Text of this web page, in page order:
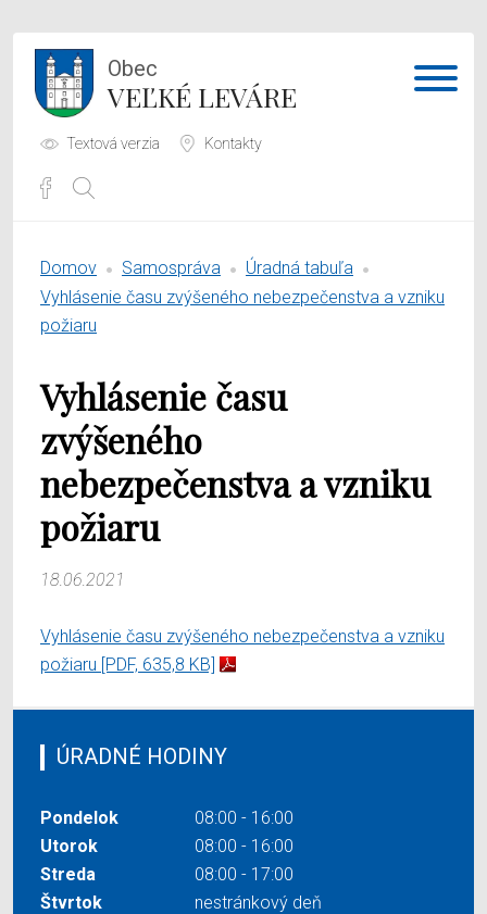
Obec
VEĽKÉ LEVÁRE
Textová verzia Kontakty
Samospráva
O obci
Domov Samospráva
Úradná tabuľa
Vyhlásenie času zvýšeného nebezpečenstva a vzniku
požiaru
Vyhlásenie času
zvýšeného
nebezpečenstva a vzniku
požiaru
18.06.2021
Vyhlásenie času zvýšeného nebezpečenstva a vzniku
požiaru [PDF, 635,8 KB]
ÚRADNÉ HODINY
Pondelok
08:00 - 16:00
Utorok
08:00 - 16:00
Streda
08:00 - 17:00
Štvrtok
nestránkový deň